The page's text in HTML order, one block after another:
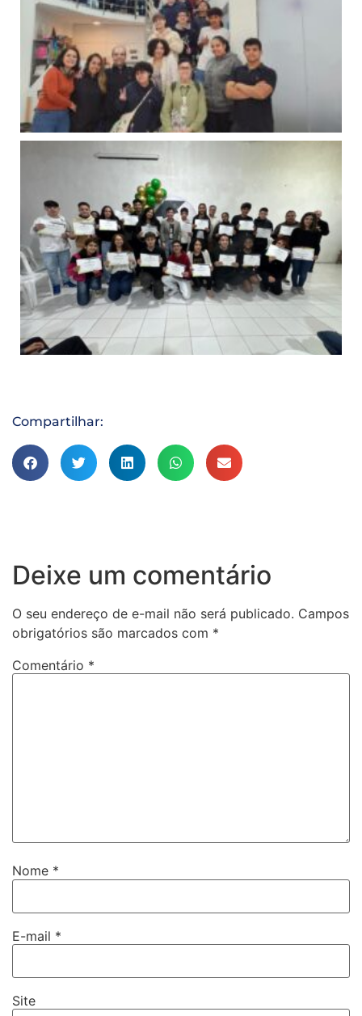
Compartilhar:
Deixe um comentário
O seu endereço de e-mail não será publicado. Campos
obrigatórios são marcados com *
Comentário *
Nome *
E-mail *
Site